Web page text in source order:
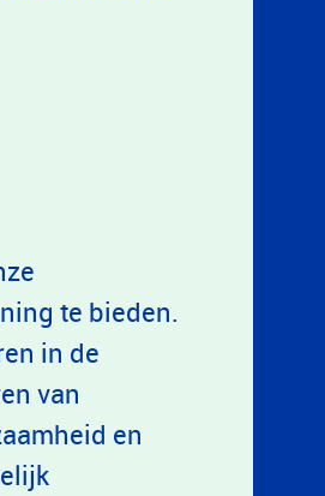
te bieden.
in de
van
en